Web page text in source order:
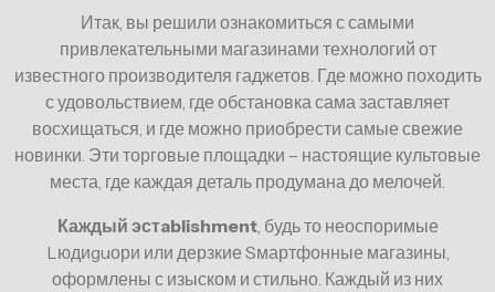
Итак, вы решили ознакомиться с самыми
привлекательными магазинами технологий от
известного производителя гаджетов. Где можно походить
с удовольствием, где обстановка сама заставляет
восхищаться, и где можно приобрести самые свежие
новинки. Эти торговые площадки – настоящие культовые
места, где каждая деталь продумана до мелочей.
Каждый эстablishment, будь то неоспоримые
Lюдиguори или дерзкие Sмартфонные магазины,
оформлены с изыском и стильно. Каждый из них